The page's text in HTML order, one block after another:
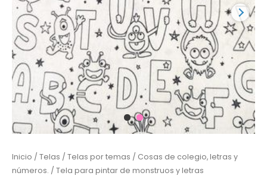
Inicio / Telas / Telas por temas / Cosas de colegio, letras y
números. / Tela para pintar de monstruos y letras